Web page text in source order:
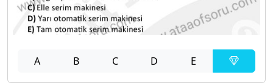
A B C D E